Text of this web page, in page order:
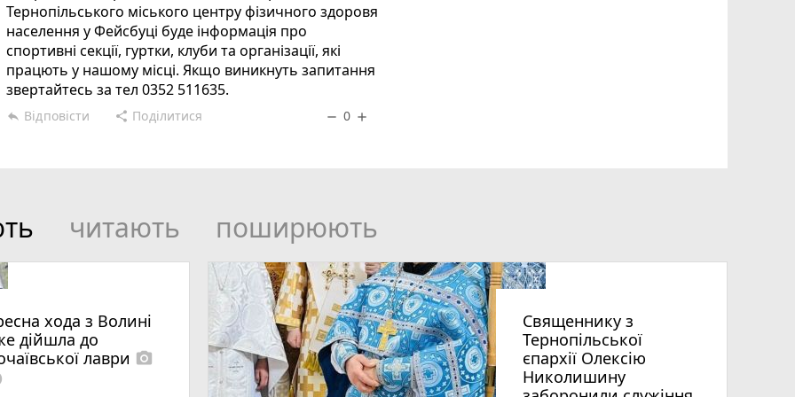
Тернопільського міського центру фізичного здоровя
населення у Фейсбуці буде інформація про
спортивні секції, гуртки, клуби та організації, які
працють у нашому місці. Якщо виникнуть запитання
звертайтесь за тел 0352 511635.
reply Відповісти share Поділитися remove 0 add
читають поширюють
хода з Волині
дійшла до
лаври photo_camera
Священнику з
Тернопільської
єпархії Олексію
Николишину